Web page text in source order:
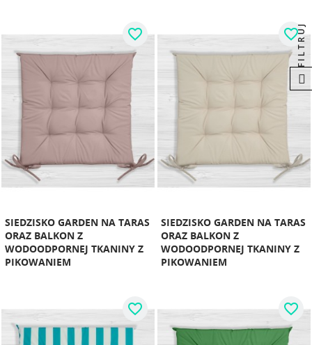
SIEDZISKO GARDEN NA TARAS
ORAZ BALKON Z
WODOODPORNEJ TKANINY Z
PIKOWANIEM
favorite_border
SIEDZISKO GARDEN NA TARAS
ORAZ BALKON Z
WODOODPORNEJ TKANINY Z
PIKOWANIEM
favorite_border
favorite_border favorite_border
FILTRUJ